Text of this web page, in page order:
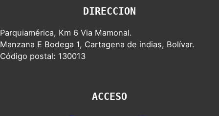
DIRECCION
Parquiamérica, Km 6 Via Mamonal.
Manzana E Bodega 1, Cartagena de indias, Bolívar.
Código postal: 130013
ACCESO